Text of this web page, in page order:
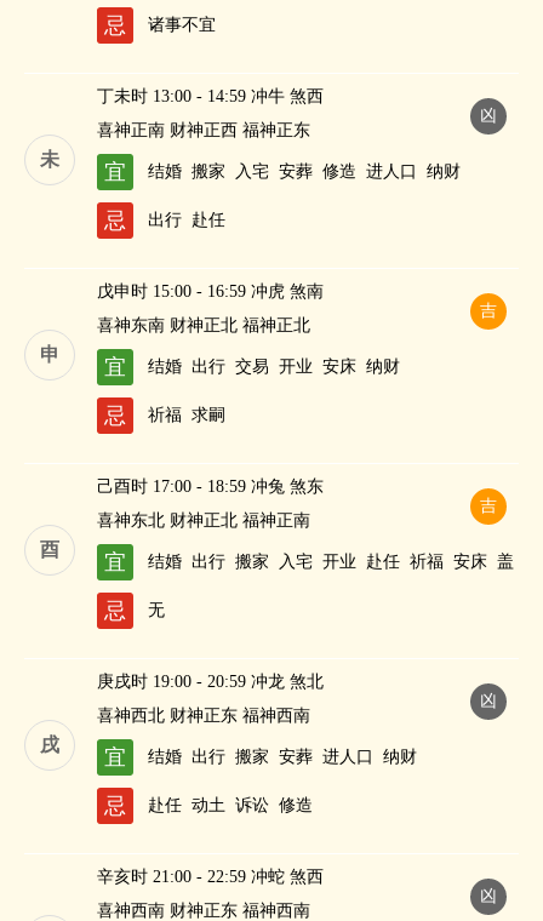
忌 诸事不宜
未
凶
丁未时 13:00 - 14:59 冲牛 煞西
喜神正南 财神正西 福神正东
宜 结婚 搬家 入宅 安葬 修造 进人口 纳财
忌 出行 赴任
申
吉
戊申时 15:00 - 16:59 冲虎 煞南
喜神东南 财神正北 福神正北
宜 结婚 出行 交易 开业 安床 纳财
忌 祈福 求嗣
酉
吉
己酉时 17:00 - 18:59 冲兔 煞东
喜神东北 财神正北 福神正南
宜 结婚 出行 搬家 入宅 开业 赴任 祈福 安床 盖
忌 无
戌
凶
庚戌时 19:00 - 20:59 冲龙 煞北
喜神西北 财神正东 福神西南
宜 结婚 出行 搬家 安葬 进人口 纳财
忌 赴任 动土 诉讼 修造
凶
辛亥时 21:00 - 22:59 冲蛇 煞西
喜神西南 财神正东 福神西南